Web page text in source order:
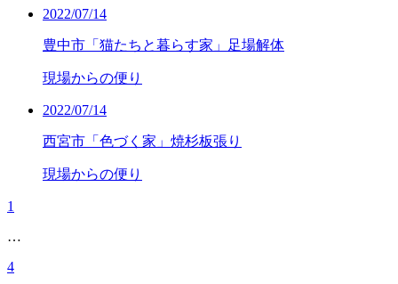
2022/07/14
豊中市「猫たちと暮らす家」足場解体
現場からの便り
2022/07/14
西宮市「色づく家」焼杉板張り
現場からの便り
1
…
4